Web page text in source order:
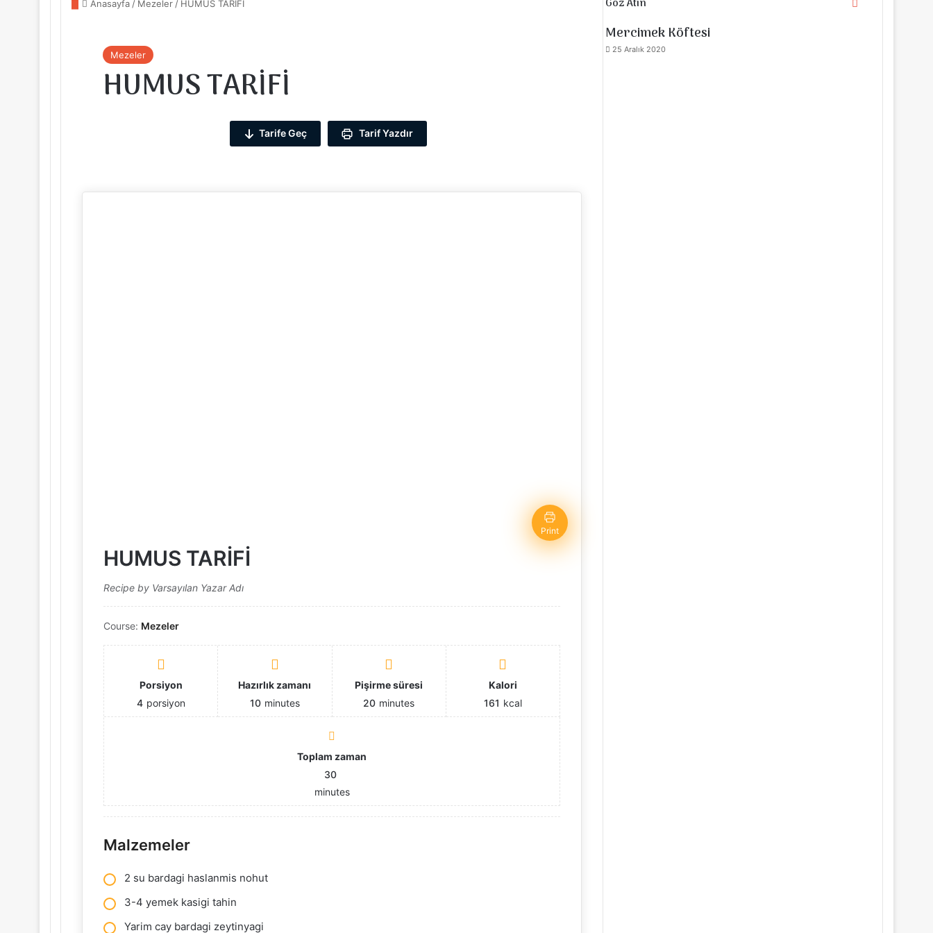
Anasayfa / Mezeler / HUMUS TARİFİ
Mezeler
HUMUS TARİFİ
Tarife Geç Tarif Yazdır
Print
HUMUS TARİFİ
Recipe by Varsayılan Yazar Adı
Course: Mezeler
Porsiyon
4 porsiyon
Hazırlık zamanı
10 minutes
Pişirme süresi
20 minutes
Kalori
161 kcal
Toplam zaman
30
minutes
Malzemeler
2 su bardagi haslanmis nohut
3-4 yemek kasigi tahin
Yarim cay bardagi zeytinyagi
Göz Atın
Mercimek Köftesi
25 Aralık 2020